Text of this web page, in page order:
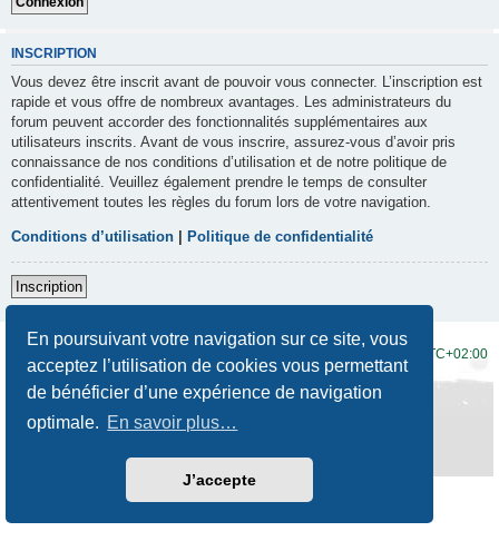
En poursuivant votre navigation sur ce site, vous
acceptez l’utilisation de cookies vous permettant
de bénéficier d’une expérience de navigation
optimale. En savoir plus…
J’accepte
INSCRIPTION
Vous devez être inscrit avant de pouvoir vous connecter. L’inscription est
rapide et vous offre de nombreux avantages. Les administrateurs du
forum peuvent accorder des fonctionnalités supplémentaires aux
utilisateurs inscrits. Avant de vous inscrire, assurez-vous d’avoir pris
connaissance de nos conditions d’utilisation et de notre politique de
confidentialité. Veuillez également prendre le temps de consulter
attentivement toutes les règles du forum lors de votre navigation.
Conditions d’utilisation Politique de confidentialité
Inscription
UTC+02:00
Développé par phpBB® Forum Software © phpBB Limited
Traduction française officielle
Prosilver New Edition
Confidentialité|Conditions